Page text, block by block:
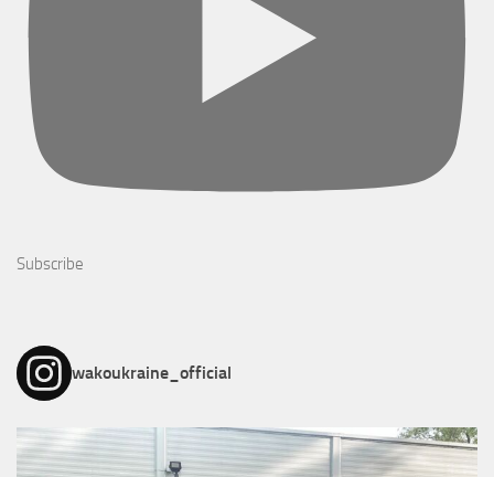
Subscribe
wakoukraine_official